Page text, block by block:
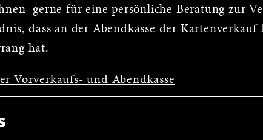
gerne für eine persönliche Beratung zur
dass an der Abendkasse der Kartenverkauf
hat.
Vorverkaufs- und Abendkasse